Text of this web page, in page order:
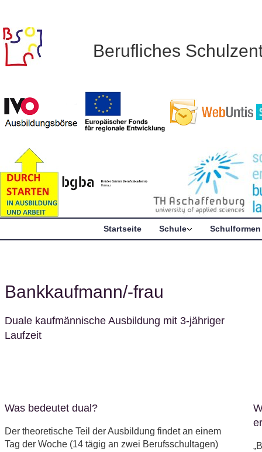
Berufliches
Startseite Schule Schulformen
Bankkaufmann/-frau
Duale kaufmännische Ausbildung mit 3-jähriger
Laufzeit
Was bedeutet dual?
Der theoretische Teil der Ausbildung findet an einem
Tag der Woche (14 tägig an zwei Berufsschultagen)